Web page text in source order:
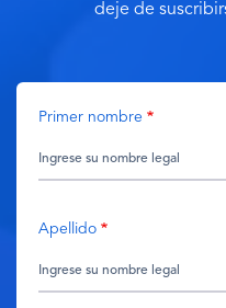
deje de
Primer nombre
Apellido